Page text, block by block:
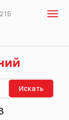
Искать